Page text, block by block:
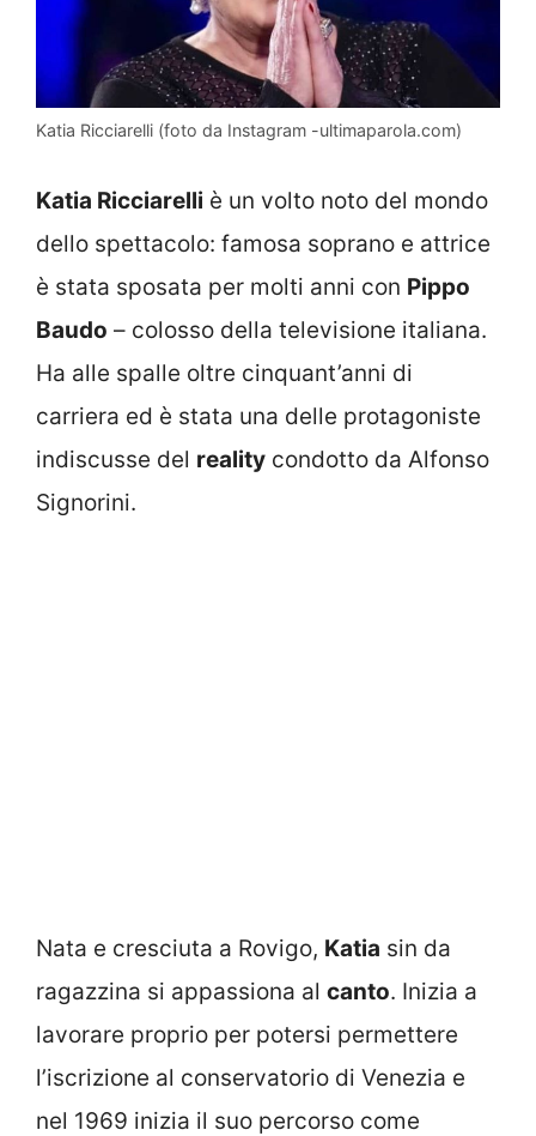
Katia Ricciarelli (foto da Instagram -ultimaparola.com)
Katia Ricciarelli è un volto noto del mondo
dello spettacolo: famosa soprano e attrice
è stata sposata per molti anni con Pippo
Baudo – colosso della televisione italiana.
Ha alle spalle oltre cinquant’anni di
carriera ed è stata una delle protagoniste
indiscusse del reality condotto da Alfonso
Signorini.
Nata e cresciuta a Rovigo, Katia sin da
ragazzina si appassiona al canto. Inizia a
lavorare proprio per potersi permettere
l’iscrizione al conservatorio di Venezia e
nel 1969 inizia il suo percorso come